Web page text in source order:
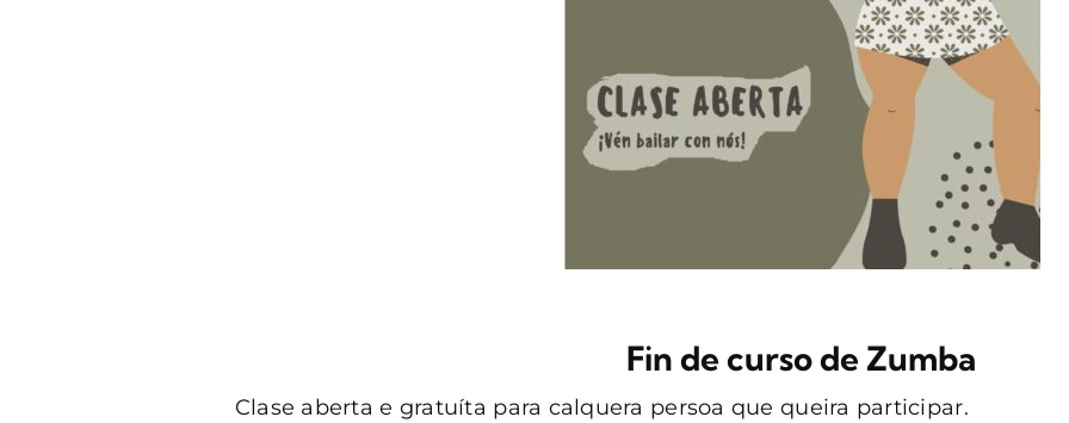
Fin de curso de Zumba
Clase aberta e gratuíta para calquera persoa que queira participar.